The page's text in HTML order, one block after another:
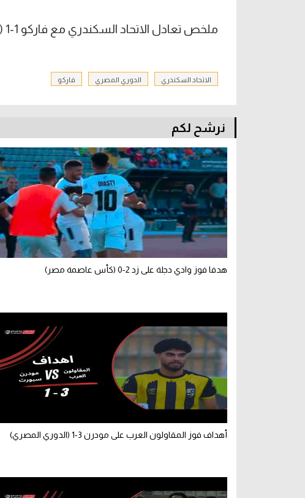
ملخص تعادل الاتحاد السكندري مع فاركو 1-1 (الدوري المصري)
الاتحاد السكندري الدوري المصري فاركو
نرشح لكم
هدفا فوز وادي دجلة على زد 2-0 (كأس عاصمة مصر)
أهداف فوز المقاولون العرب على مودرن 3-1 (الدوري المصري)